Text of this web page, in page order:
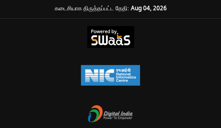
கடைசியாக திருத்தப்பட்ட தேதி: Aug 04, 2026